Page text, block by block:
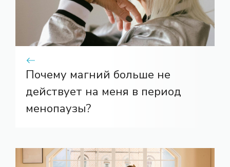
Почему магний больше не
действует на меня в период
менопаузы?